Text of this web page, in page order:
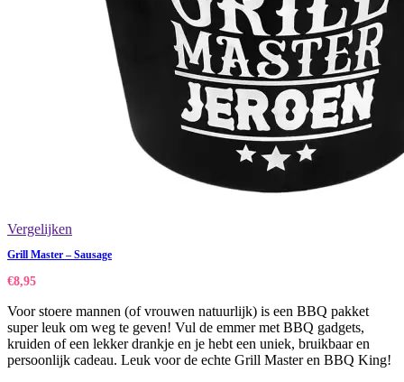
Vergelijken
Grill Master – Sausage
€8,95
Voor stoere mannen (of vrouwen natuurlijk) is een BBQ pakket
super leuk om weg te geven! Vul de emmer met BBQ gadgets,
kruiden of een lekker drankje en je hebt een uniek, bruikbaar en
persoonlijk cadeau. Leuk voor de echte Grill Master en BBQ King!